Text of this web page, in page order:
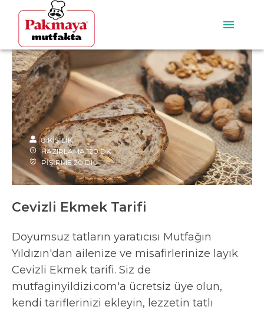
8 KİŞİLİK
HAZIRLAMA 120 DK
PİŞİRME 20 DK
Cevizli Ekmek Tarifi
Doyumsuz tatların yaratıcısı Mutfağın
Yıldızın'dan ailenize ve misafirlerinize layık
Cevizli Ekmek tarifi. Siz de
mutfaginyildizi.com'a ücretsiz üye olun,
kendi tariflerinizi ekleyin, lezzetin tatlı